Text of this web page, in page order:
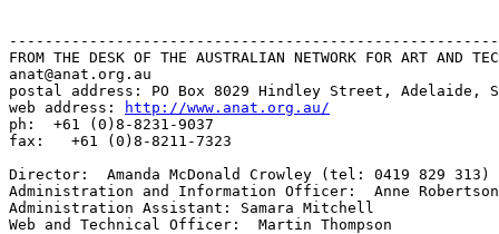
FROM THE DESK OF THE AUSTRALIAN NETWORK FOR ART AND
anat@anat.org.au
postal address: PO Box 8029 Hindley Street, Adelaide,
web address:
http://www.anat.org.au/
ph:  +61 (0)8-8231-9037
fax:   +61 (0)8-8211-7323
Director:  Amanda McDonald Crowley (tel: 0419 829 313)
Administration and Information Officer:  Anne Robertson
Administration Assistant: Samara Mitchell
Web and Technical Officer:  Martin Thompson